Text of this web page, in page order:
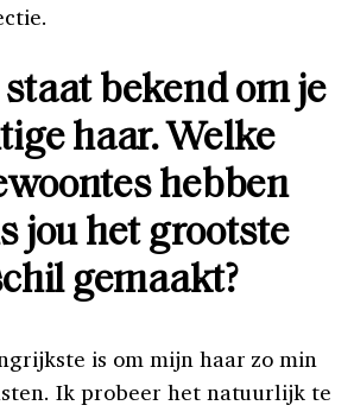
bekend om je
haar. Welke
hebben
jou het grootste
gemaakt?
is om mijn haar zo min
Ik probeer het natuurlijk te